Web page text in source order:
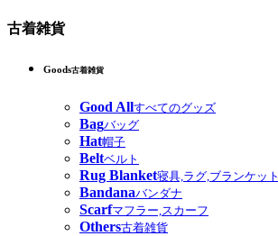
古着雑貨
Goods古着雑貨
Good Allすべてのグッズ
Bagバッグ
Hat帽子
Beltベルト
Rug Blanket寝具,ラグ,ブランケット
Bandanaバンダナ
Scarfマフラー,スカーフ
Others古着雑貨